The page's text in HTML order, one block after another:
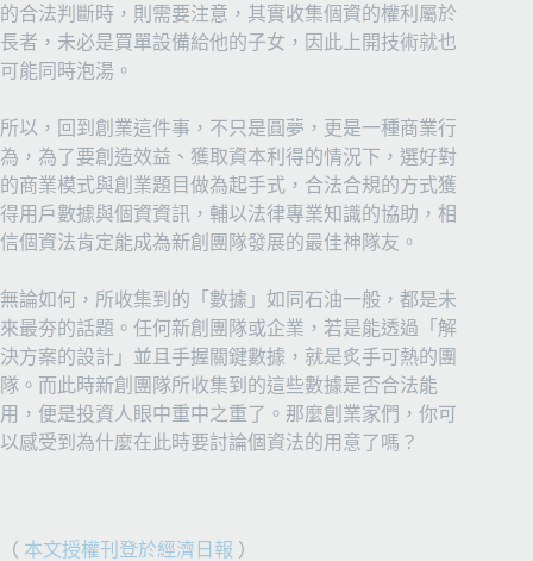
的合法判斷時，則需要注意，其實收集個資的權利屬於
長者，未必是買單設備給他的子女，因此上開技術就也
可能同時泡湯。
所以，回到創業這件事，不只是圓夢，更是一種商業行
為，為了要創造效益、獲取資本利得的情況下，選好對
的商業模式與創業題目做為起手式，合法合規的方式獲
得用戶數據與個資資訊，輔以法律專業知識的協助，相
信個資法肯定能成為新創團隊發展的最佳神隊友。
無論如何，所收集到的「數據」如同石油一般，都是未
來最夯的話題。任何新創團隊或企業，若是能透過「解
決方案的設計」並且手握關鍵數據，就是炙手可熱的團
隊。而此時新創團隊所收集到的這些數據是否合法能
用，便是投資人眼中重中之重了。那麼創業家們，你可
以感受到為什麼在此時要討論個資法的用意了嗎？
（ 本文授權刊登於經濟日報 ）